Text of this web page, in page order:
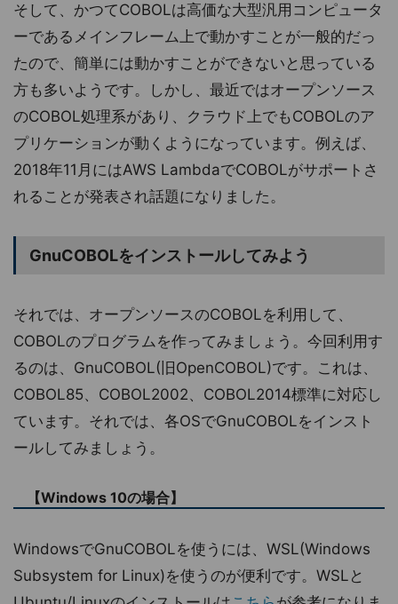
そして、かつてCOBOLは高価な大型汎用コンピュータ
ーであるメインフレーム上で動かすことが一般的だっ
たので、簡単には動かすことができないと思っている
方も多いようです。しかし、最近ではオープンソース
のCOBOL処理系があり、クラウド上でもCOBOLのア
プリケーションが動くようになっています。例えば、
2018年11月にはAWS LambdaでCOBOLがサポートさ
れることが発表され話題になりました。
GnuCOBOLをインストールしてみよう
それでは、オープンソースのCOBOLを利用して、
COBOLのプログラムを作ってみましょう。今回利用す
るのは、GnuCOBOL(旧OpenCOBOL)です。これは、
COBOL85、COBOL2002、COBOL2014標準に対応し
ています。それでは、各OSでGnuCOBOLをインスト
ールしてみましょう。
【Windows 10の場合】
WindowsでGnuCOBOLを使うには、WSL(Windows
Subsystem for Linux)を使うのが便利です。WSLと